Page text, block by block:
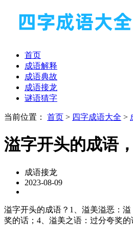
首页
成语解释
成语典故
成语接龙
谜语猜字
当前位置： 首页 > 四字成语大全 >
溢字开头的成语
成语接龙
2023-08-09
溢字开头的成语？1、溢美溢恶：
奖的话；4、溢美之语：过分夸奖